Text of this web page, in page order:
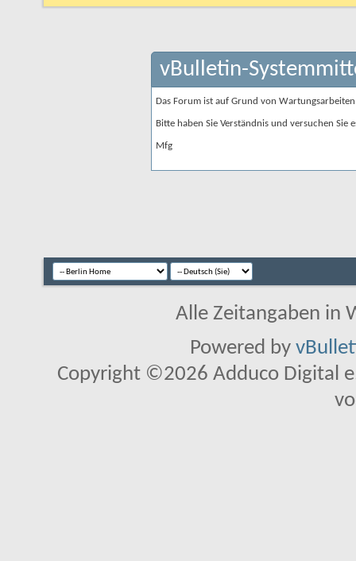
vBulletin-
Das Forum ist auf Grund von
Bitte haben Sie Verständnis und versuchen Sie
Mfg
Alle Zeitangaben in
Powered by
Copyright ©2026 Adduco Digital